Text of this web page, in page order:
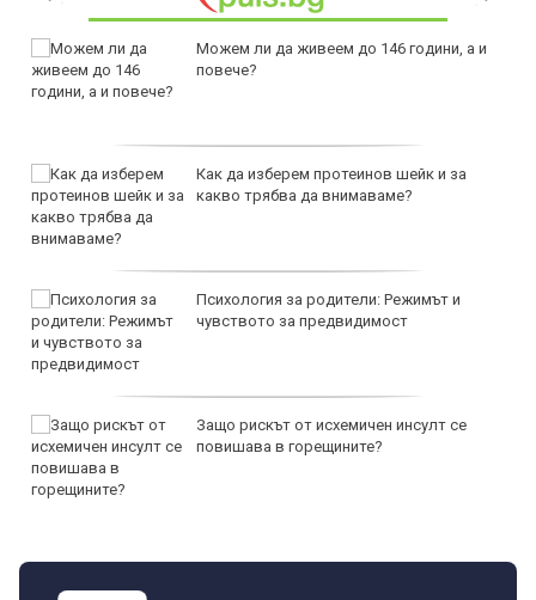
Можем ли да живеем до 146 години, а и
повече?
Как да изберем протеинов шейк и за
какво трябва да внимаваме?
Психология за родители: Режимът и
чувството за предвидимост
Защо рискът от исхемичен инсулт се
повишава в горещините?